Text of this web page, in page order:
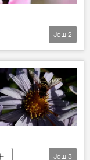
Још 2
Још 3